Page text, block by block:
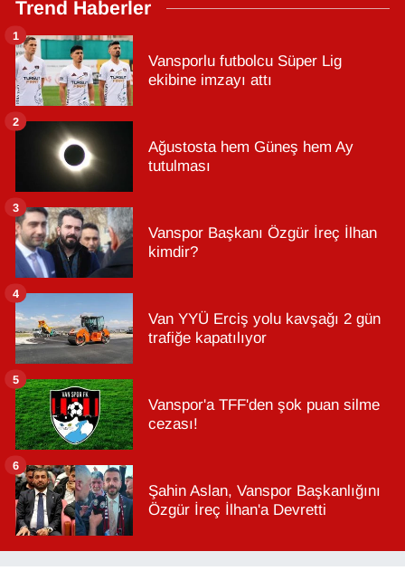
Trend Haberler
Vansporlu futbolcu Süper Lig
ekibine imzayı attı
1
Ağustosta hem Güneş hem Ay
tutulması
2
Vanspor Başkanı Özgür İreç İlhan
kimdir?
3
Van YYÜ Erciş yolu kavşağı 2 gün
trafiğe kapatılıyor
4
Vanspor'a TFF'den şok puan silme
cezası!
5
Şahin Aslan, Vanspor Başkanlığını
Özgür İreç İlhan'a Devretti
6